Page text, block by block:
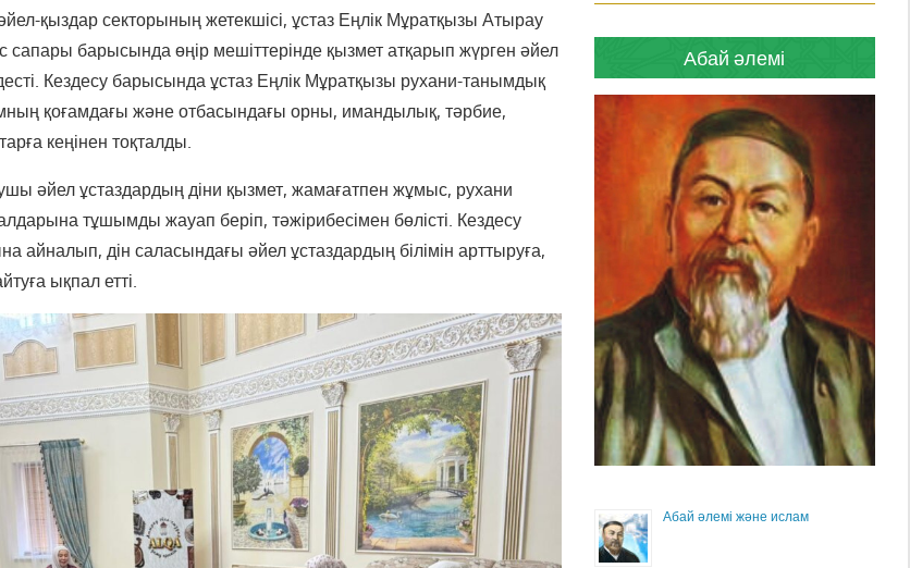
қыздар секторының жетекшісі, ұстаз Еңлік Мұратқызы Атырау
барысында өңір мешіттерінде қызмет атқарып жүрген әйел
Кездесу барысында ұстаз Еңлік Мұратқызы рухани-танымдық
қоғамдағы және отбасындағы орны, имандылық, тәрбие,
кеңінен тоқталды.
әйел ұстаздардың діни қызмет, жамағатпен жұмыс, рухани
тұшымды жауап беріп, тәжірибесімен бөлісті. Кездесу
айналып, дін саласындағы әйел ұстаздардың білімін арттыруға,
ықпал етті.
Абай әлемі
Абай әлемі және ислам